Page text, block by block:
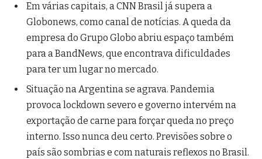
Em várias capitais, a CNN Brasil já supera a
Globonews, como canal de notícias. A queda da
empresa do Grupo Globo abriu espaço também
para a BandNews, que encontrava dificuldades
para ter um lugar no mercado.
Situação na Argentina se agrava. Pandemia
provoca lockdown severo e governo intervém na
exportação de carne para forçar queda no preço
interno. Isso nunca deu certo. Previsões sobre o
país são sombrias e com naturais reflexos no Brasil.